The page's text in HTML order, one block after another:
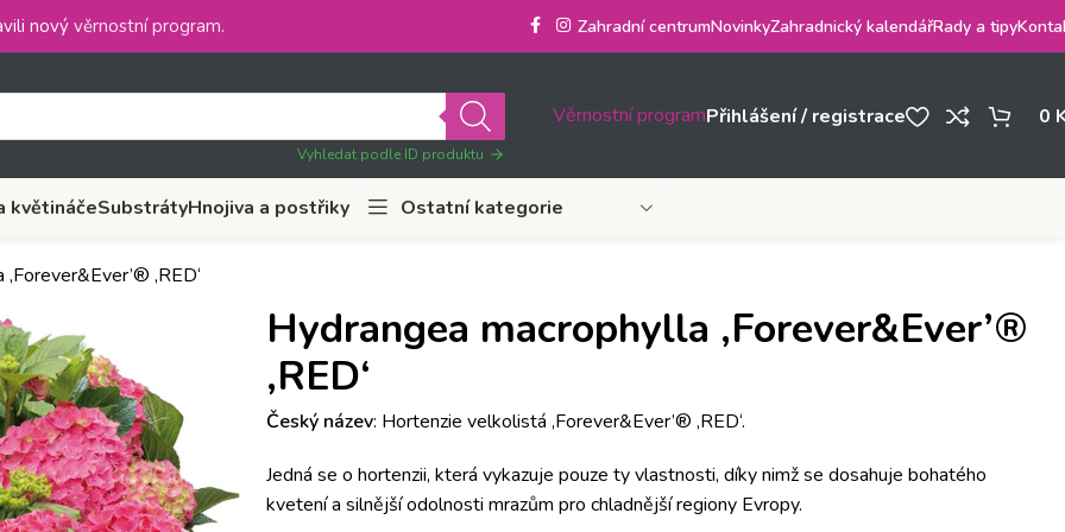
nový věrnostní program. Zahradní centrumNovinkyZahradnický kalendářRady a tipy
Vyhledat podle ID produktu
Věrnostní programPřihlášení / registrace 0
květináčeSubstrátyHnojiva a postřiky Ostatní kategorie
‚RED‘
Hydrangea macrophylla ‚Forever&Ever’®
‚RED‘
Český název: Hortenzie velkolistá ‚Forever&Ever’® ‚RED‘.
Jedná se o hortenzii, která vykazuje pouze ty vlastnosti, díky nimž se dosahuje bohatého
kvetení a silnější odolnosti mrazům pro chladnější regiony Evropy.